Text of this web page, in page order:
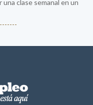
clase semanal en un